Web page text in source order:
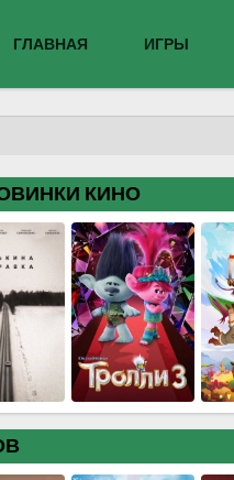
ГЛАВНАЯ ИГРЫ
КИНО